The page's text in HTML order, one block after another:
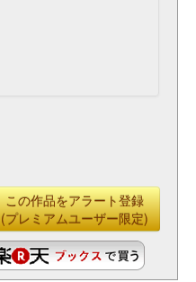
この作品をアラート登録
(プレミアムユーザー限定)